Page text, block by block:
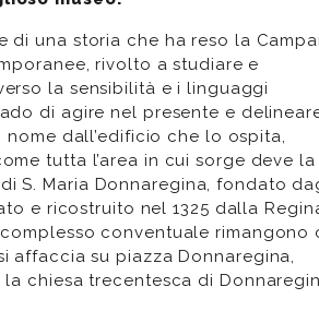
di una storia che ha reso la
rivolto a studiare e
la sensibilità e i linguaggi
di agire nel presente e
dall’edificio che lo ospita,
tutta l’area in cui sorge deve la
S. Maria Donnaregina, fondato
e ricostruito nel 1325 dalla
complesso conventuale rimangono
affaccia su piazza Donnaregina,
chiesa trecentesca di